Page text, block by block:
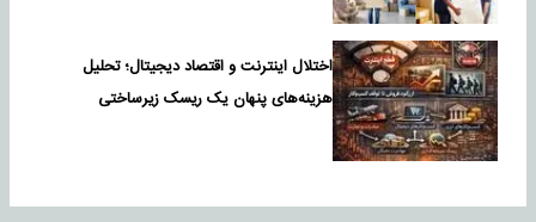
اختلال اینترنت و اقتصاد دیجیتال؛ تحلیل
هزینه‌های پنهان یک ریسک زیرساختی